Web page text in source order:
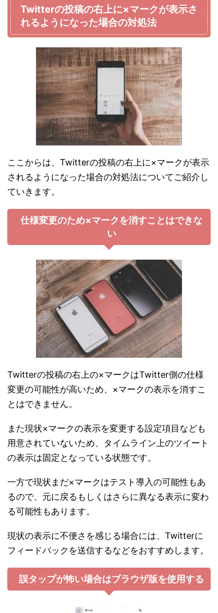
Twitterの投稿の右上に×マークが表示さ
れるようになった場合の対処法
ここからは、Twitterの投稿の右上に×マークが表示
されるようになった場合の対処法についてご紹介し
ていきます。
仕様変更のため×マークを消すことはできな
い
Twitterの投稿の右上の×マークはTwitter側の仕様
変更の可能性が高いため、×マークの表示を消すこ
とはできません。
また現状×マークの表示を変更する設定項目なども
用意されていないため、タイムライン上のツイート
の表示は固定となっている状態です。
一方で現状まだ×マークはテスト導入の可能性もあ
るので、元に戻るもしくはさらに異なる表示に変わ
る可能性もあります。
現状の表示に不便さを感じる場合には、Twitterに
フィードバックを送信するなどをおすすめします。
誤タップが怖い場合はブラウザ版を使用する